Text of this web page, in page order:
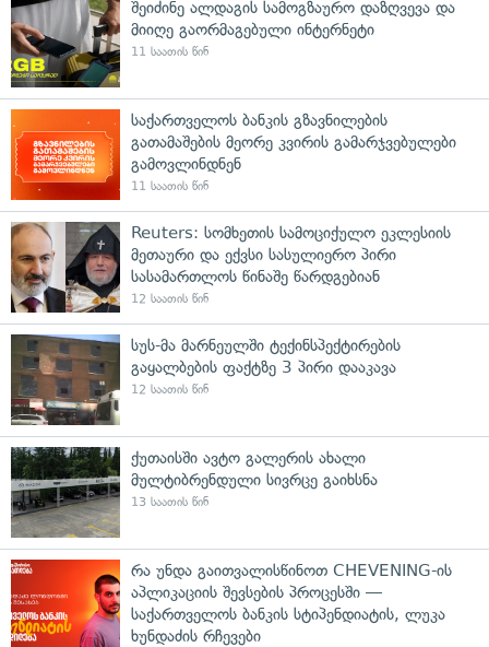
შეიძინე ალდაგის სამოგზაურო დაზღვევა და
მიიღე გაორმაგებული ინტერნეტი
11 საათის წინ
საქართველოს ბანკის გზავნილების
გათამაშების მეორე კვირის გამარჯვებულები
გამოვლინდნენ
11 საათის წინ
Reuters: სომხეთის სამოციქულო ეკლესიის
მეთაური და ექვსი სასულიერო პირი
სასამართლოს წინაშე წარდგებიან
12 საათის წინ
სუს-მა მარნეულში ტექინსპექტირების
გაყალბების ფაქტზე 3 პირი დააკავა
12 საათის წინ
ქუთაისში ავტო გალერის ახალი
მულტიბრენდული სივრცე გაიხსნა
13 საათის წინ
რა უნდა გაითვალისწინოთ CHEVENING-ის
აპლიკაციის შევსების პროცესში —
საქართველოს ბანკის სტიპენდიატის, ლუკა
ხუნდაძის რჩევები